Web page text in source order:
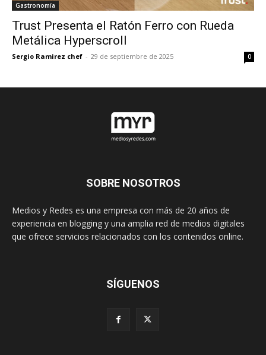
Gastronomía
Trust Presenta el Ratón Ferro con Rueda
Metálica Hyperscroll
Sergio Ramirez chef - 29 de septiembre de 2025 0
SOBRE NOSOTROS
Medios y Redes es una empresa con más de 20 años de
experiencia en blogging y una amplia red de medios digitales
que ofrece servicios relacionados con los contenidos online.
SÍGUENOS